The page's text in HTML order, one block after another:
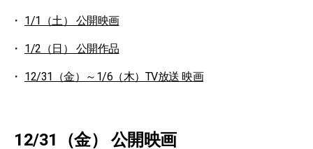
1/1（土） 公開映画
1/2（日） 公開作品
12/31（金）～1/6（木）TV放送 映画
12/31（金） 公開映画